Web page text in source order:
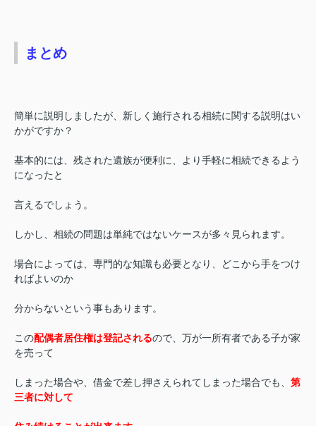
まとめ
簡単に説明しましたが、新しく施行される相続に関する説明はい
かがですか？
基本的には、残された遺族が便利に、より手軽に相続できるよう
になったと
言えるでしょう。
しかし、相続の問題は単純ではないケースが多々見られます。
場合によっては、専門的な知識も必要となり、どこから手をつけ
ればよいのか
分からないという事もあります。
この配偶者居住権は登記されるので、万が一所有者である子が家
を売って
しまった場合や、借金で差し押さえられてしまった場合でも、 第
三者に対して